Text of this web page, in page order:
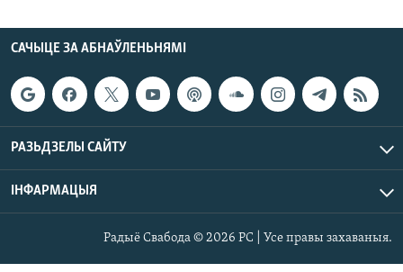
САЧЫЦЕ ЗА АБНАЎЛЕНЬНЯМІ
РАЗЬДЗЕЛЫ САЙТУ
ІНФАРМАЦЫЯ
Радыё Свабода © 2026 РС | Усе правы захаваныя.